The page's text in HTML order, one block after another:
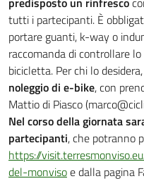
tutti i partecipanti. È
portare guanti, k-way o
raccomanda di controllare
bicicletta. Per chi lo
noleggio di e-bike, con
Mattio di Piasco
Nel corso della giornata
partecipanti, che potranno
https://
del-monvisoe dalla pagina